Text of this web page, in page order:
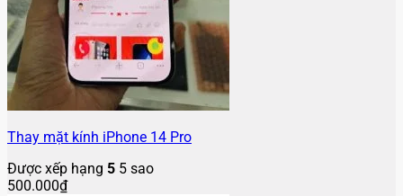
Thay mặt kính iPhone 14 Pro
Được xếp hạng 5 5 sao
500.000₫